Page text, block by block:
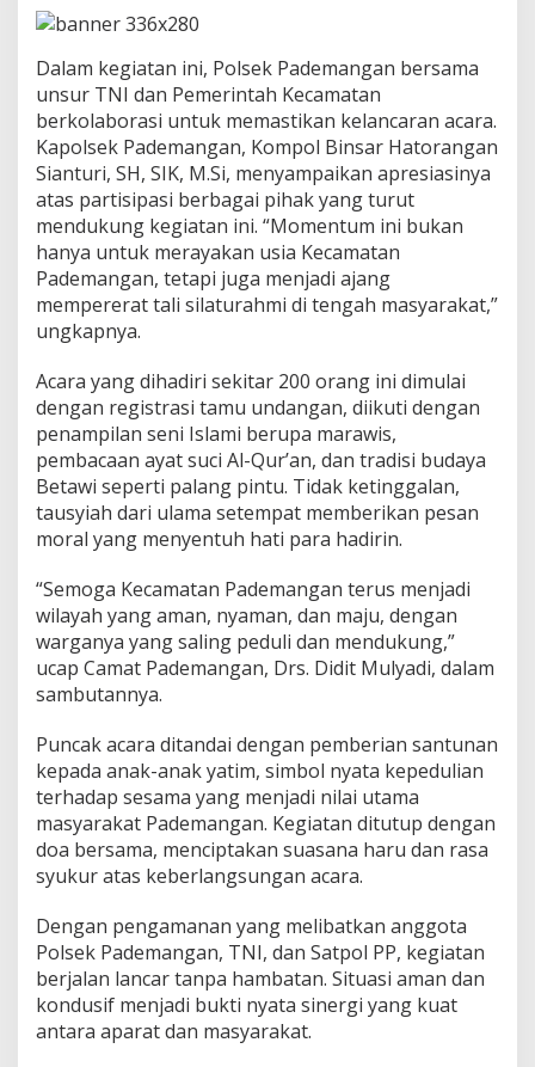
a
n
a
d
e
m
a
n
g
a
n
D
e
n
n
P
n
u
h
K
e
r
s
a
m
d
a
n
K
e
p
e
u
i
a
n
Dalam kegiatan ini, Polsek Pademangan bersama
unsur TNI dan Pemerintah Kecamatan
berkolaborasi untuk memastikan kelancaran acara.
Kapolsek Pademangan, Kompol Binsar Hatorangan
Sianturi, SH, SIK, M.Si, menyampaikan apresiasinya
atas partisipasi berbagai pihak yang turut
mendukung kegiatan ini. “Momentum ini bukan
hanya untuk merayakan usia Kecamatan
Pademangan, tetapi juga menjadi ajang
mempererat tali silaturahmi di tengah masyarakat,”
ungkapnya.
Acara yang dihadiri sekitar 200 orang ini dimulai
dengan registrasi tamu undangan, diikuti dengan
penampilan seni Islami berupa marawis,
pembacaan ayat suci Al-Qur’an, dan tradisi budaya
Betawi seperti palang pintu. Tidak ketinggalan,
tausyiah dari ulama setempat memberikan pesan
moral yang menyentuh hati para hadirin.
“Semoga Kecamatan Pademangan terus menjadi
wilayah yang aman, nyaman, dan maju, dengan
warganya yang saling peduli dan mendukung,”
ucap Camat Pademangan, Drs. Didit Mulyadi, dalam
sambutannya.
Puncak acara ditandai dengan pemberian santunan
kepada anak-anak yatim, simbol nyata kepedulian
terhadap sesama yang menjadi nilai utama
masyarakat Pademangan. Kegiatan ditutup dengan
doa bersama, menciptakan suasana haru dan rasa
syukur atas keberlangsungan acara.
Dengan pengamanan yang melibatkan anggota
Polsek Pademangan, TNI, dan Satpol PP, kegiatan
berjalan lancar tanpa hambatan. Situasi aman dan
kondusif menjadi bukti nyata sinergi yang kuat
antara aparat dan masyarakat.